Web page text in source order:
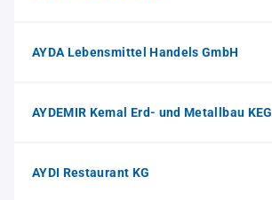
AYDA Lebensmittel Handels GmbH
AYDEMIR Kemal Erd- und Metallbau KEG
AYDI Restaurant KG